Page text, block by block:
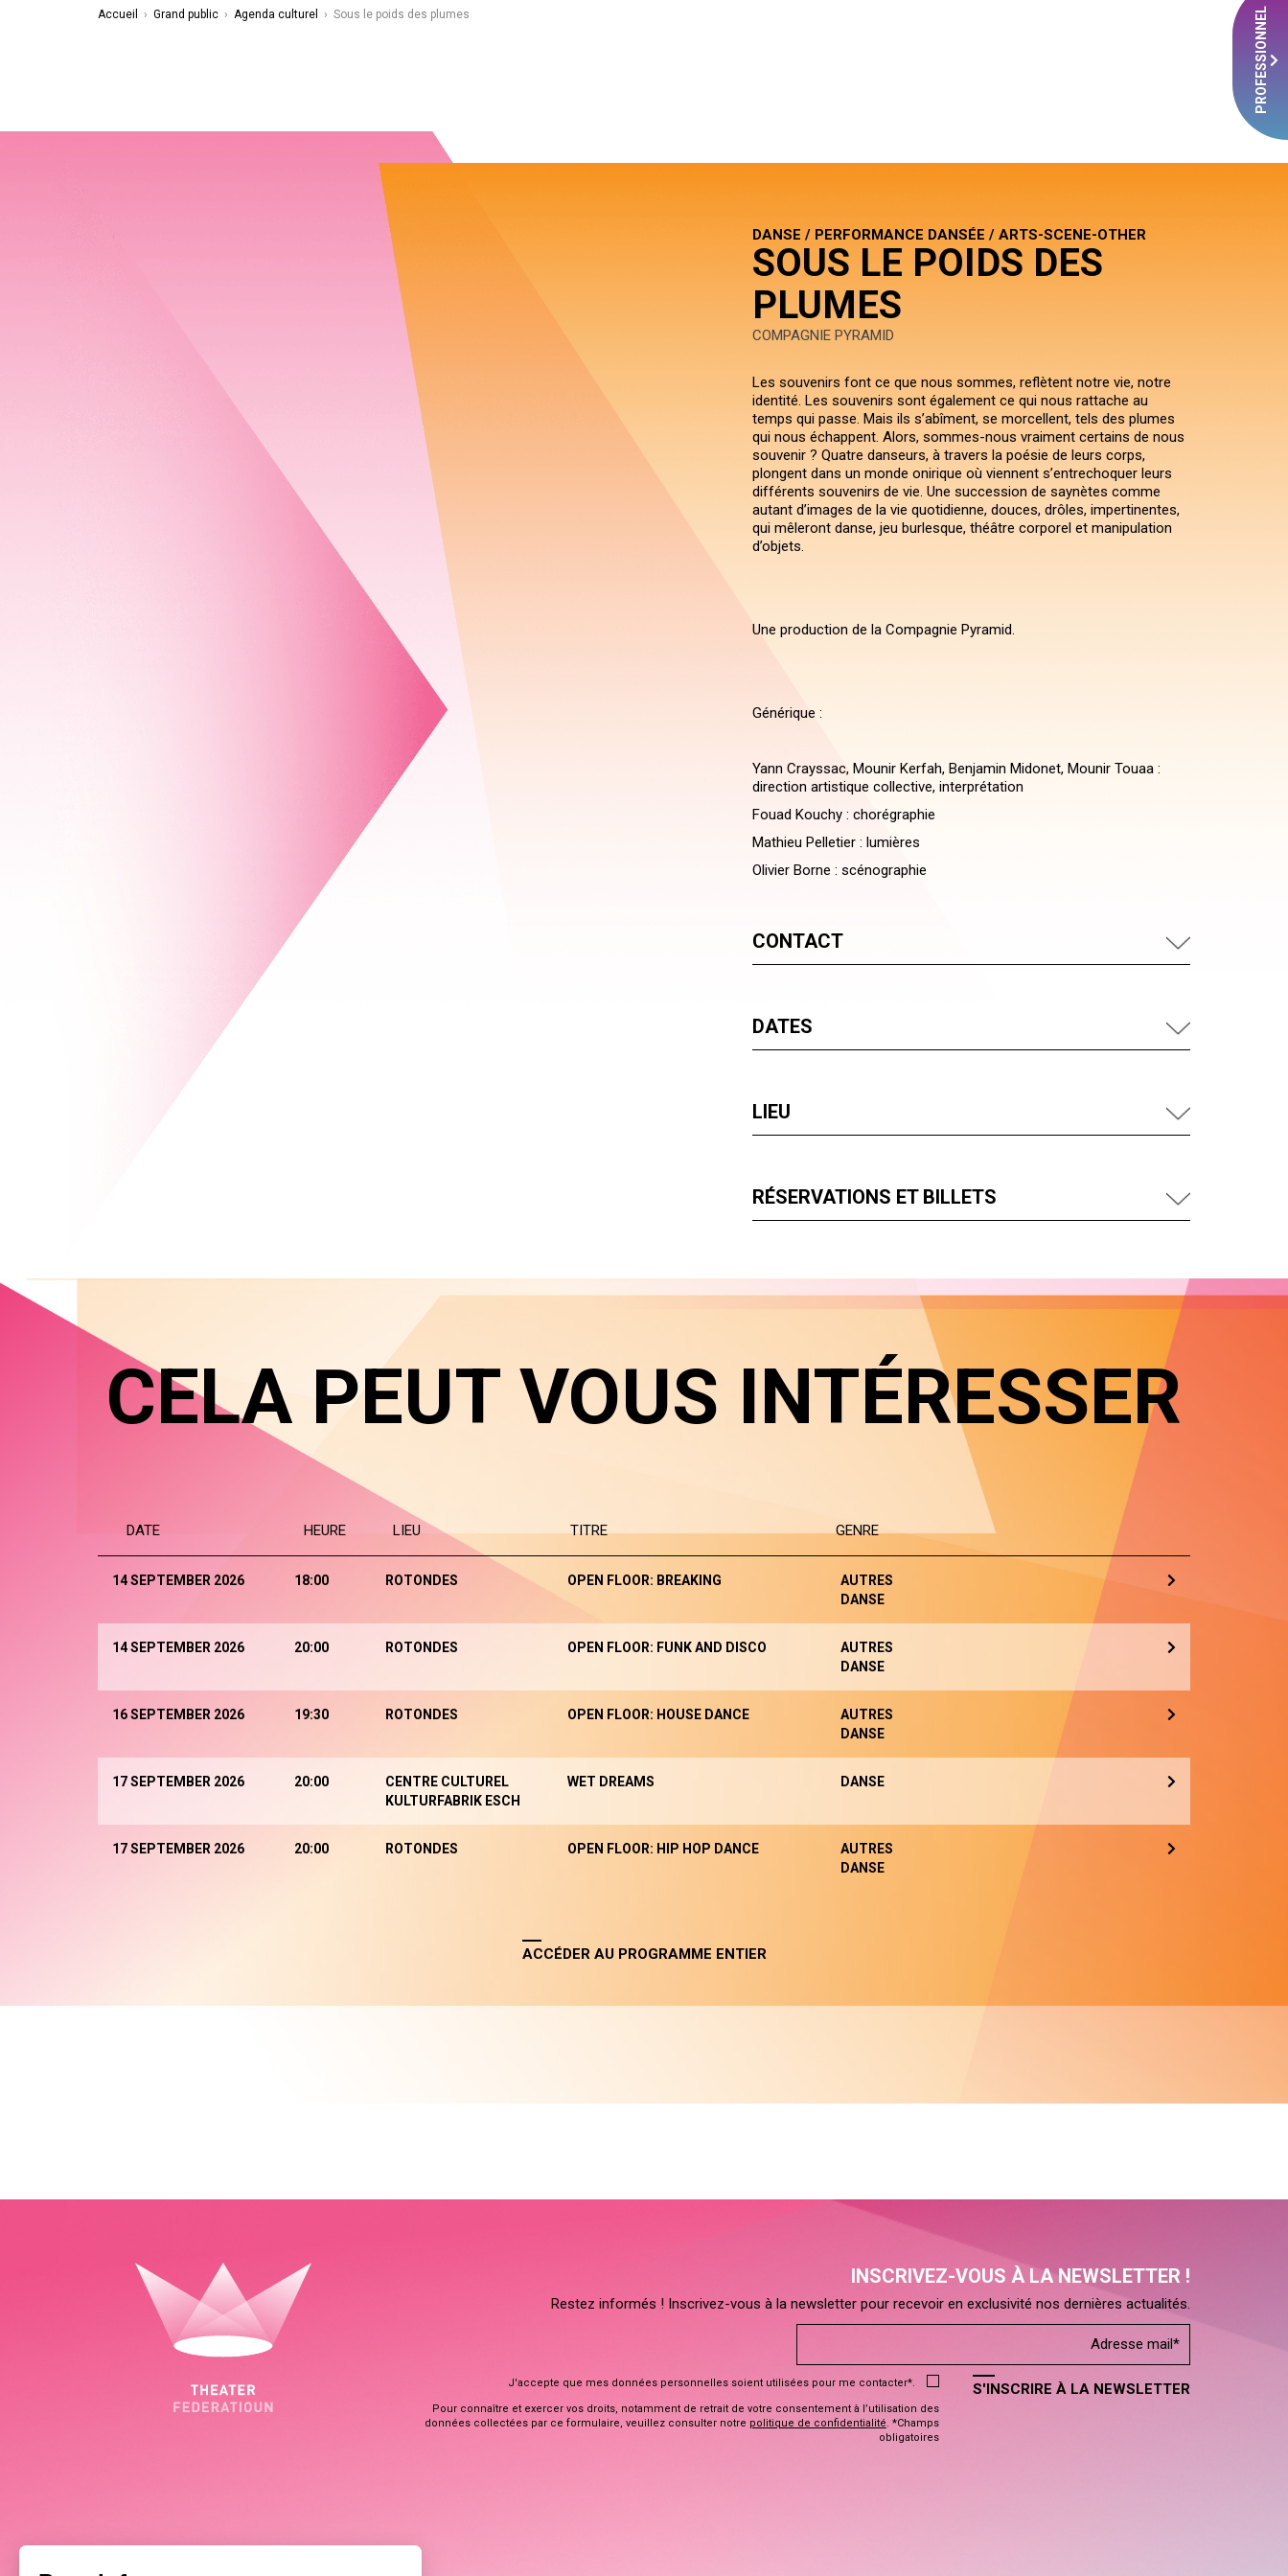
PROFESSIONNEL
Accueil › Grand public › Agenda culturel › Sous le poids des plumes
DANSE / PERFORMANCE DANSÉE / ARTS-SCENE-OTHER
SOUS LE POIDS DES
PLUMES
COMPAGNIE PYRAMID
Les souvenirs font ce que nous sommes, reflètent notre vie, notre
identité. Les souvenirs sont également ce qui nous rattache au
temps qui passe. Mais ils s’abîment, se morcellent, tels des plumes
qui nous échappent. Alors, sommes-nous vraiment certains de nous
souvenir ? Quatre danseurs, à travers la poésie de leurs corps,
plongent dans un monde onirique où viennent s’entrechoquer leurs
différents souvenirs de vie. Une succession de saynètes comme
autant d’images de la vie quotidienne, douces, drôles, impertinentes,
qui mêleront danse, jeu burlesque, théâtre corporel et manipulation
d’objets.
Une production de la Compagnie Pyramid.
Générique :
Yann Crayssac, Mounir Kerfah, Benjamin Midonet, Mounir Touaa :
direction artistique collective, interprétation
Fouad Kouchy : chorégraphie
Mathieu Pelletier : lumières
Olivier Borne : scénographie
CONTACT
DATES
LIEU
RÉSERVATIONS ET BILLETS
CELA PEUT VOUS INTÉRESSER
DATE HEURE LIEU TITRE GENRE
14 SEPTEMBER 2026 18:00 ROTONDES OPEN FLOOR: BREAKING
AUTRES
DANSE
14 SEPTEMBER 2026 20:00 ROTONDES OPEN FLOOR: FUNK AND DISCO
AUTRES
DANSE
16 SEPTEMBER 2026 19:30 ROTONDES OPEN FLOOR: HOUSE DANCE
AUTRES
DANSE
17 SEPTEMBER 2026 20:00
CENTRE CULTUREL
KULTURFABRIK ESCH
WET DREAMS DANSE
17 SEPTEMBER 2026 20:00 ROTONDES OPEN FLOOR: HIP HOP DANCE
AUTRES
DANSE
ACCÉDER AU PROGRAMME ENTIER
INSCRIVEZ-VOUS À LA NEWSLETTER !
Restez informés ! Inscrivez-vous à la newsletter pour recevoir en exclusivité nos dernières actualités.
J'accepte que mes données personnelles soient utilisées pour me contacter*.
Pour connaître et exercer vos droits, notamment de retrait de votre consentement à l’utilisation des
données collectées par ce formulaire, veuillez consulter notre politique de confidentialité. *Champs
obligatoires
S'INSCRIRE À LA NEWSLETTER